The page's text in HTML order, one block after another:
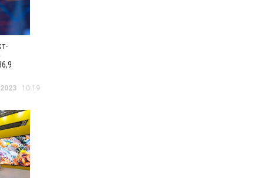
10:19